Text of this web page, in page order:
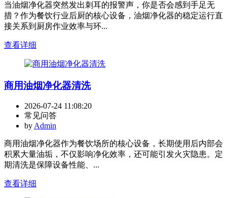
当油烟净化器突然发出刺耳的报警声，你是否会感到手足无
措？作为餐饮行业后厨的核心设备，油烟净化器的稳定运行直
接关系到厨房作业效率与环...
查看详细
商用油烟净化器清洗
2026-07-24 11:08:20
常见问答
byAdmin
商用油烟净化器作为餐饮场所的核心设备，长期使用后内部会
积累大量油垢，不仅影响净化效率，还可能引发火灾隐患。定
期清洗是保障设备性能、...
查看详细